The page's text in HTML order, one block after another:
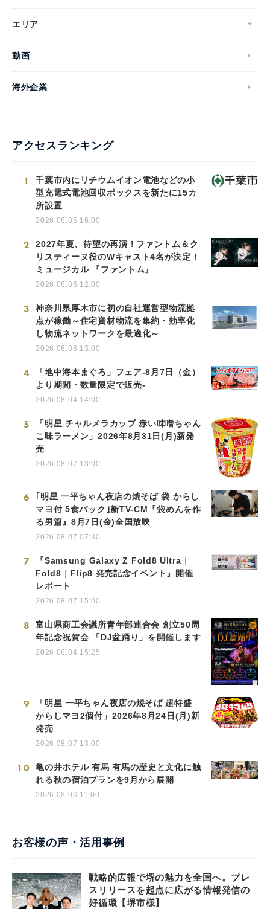
エリア
動画
海外企業
アクセスランキング
1
千葉市内にリチウムイオン電池などの小
型充電式電池回収ボックスを新たに15カ
所設置
2026.08.05 16:00
2
2027年夏、待望の再演！ファントム＆ク
リスティーヌ役のWキャスト4名が決定！
ミュージカル 『ファントム』
2026.08.06 12:00
3
神奈川県厚木市に初の自社運営型物流拠
点が稼働～住宅資材物流を集約・効率化
し物流ネットワークを最適化～
2026.08.06 13:00
4
「地中海本まぐろ」フェア-8月7日（金）
より期間・数量限定で販売-
2026.08.04 14:00
5
「明星 チャルメラカップ 赤い味噌ちゃん
こ味ラーメン」2026年8月31日(月)新発
売
2026.08.07 13:00
6
｢明星 一平ちゃん夜店の焼そば 袋 からし
マヨ付 5食パック｣新TV-CM『袋めんを作
る男篇』8月7日(金)全国放映
2026.08.07 07:30
7
『Samsung Galaxy Z Fold8 Ultra｜
Fold8｜Flip8 発売記念イベント』開催
レポート
2026.08.07 15:00
8
富山県商工会議所青年部連合会 創立50周
年記念祝賀会 「DJ盆踊り」を開催します
2026.08.04 15:25
9
「明星 一平ちゃん夜店の焼そば 超特盛
からしマヨ2個付」2026年8月24日(月)新
発売
2026.08.07 13:00
10
亀の井ホテル 有馬 有馬の歴史と文化に触
れる秋の宿泊プランを9月から展開
2026.08.06 11:00
お客様の声・活用事例
戦略的広報で堺の魅力を全国へ。プレ
スリリースを起点に広がる情報発信の
好循環【堺市様】